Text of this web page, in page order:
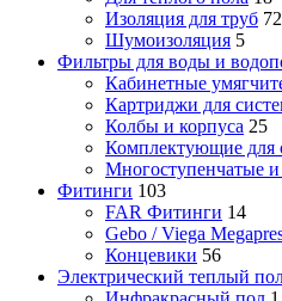
Изоляция для труб 72
Шумоизоляция 5
Фильтры для воды и
Кабинетные
Картриджи для
Колбы и корпуса 25
Комплектующие для
Многоступенчатые и
Фитинги 103
FAR Фитинги 14
Gebo / Viega
Концевики 56
Электрический теплый